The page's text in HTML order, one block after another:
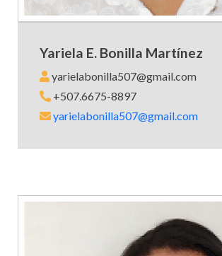
Yariela E. Bonilla Martínez
yarielabonilla507@gmail.com
+507.6675-8897
yarielabonilla507@gmail.com